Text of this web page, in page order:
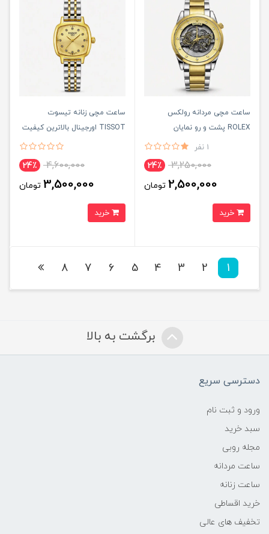
ساعت مچی مردانه رولکس
ROLEX پشت و رو نمايان
1 نفر
3,250,000 24٪
2,500,000 تومان
ساعت مچی زنانه تيسوت
TISSOT اورجينال بالاترين کيفيت
4,600,000 24٪
3,500,000 تومان
1
2
3
4
5
6
7
8
برگشت به بالا
دسترسی سریع
ورود و ثبت نام
سبد خرید
مجله روبی
ساعت مردانه
ساعت زنانه
خرید اقساطی
تخفیف های عالی